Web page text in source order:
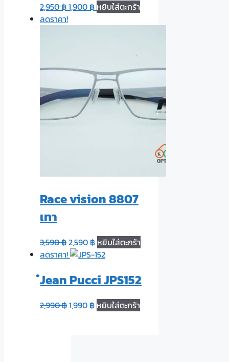
2,950฿1,900 ฿ หยิบใส่ตะกร้า
ลดราคา!
Race vision 8807
เทา
3,590฿2,590 ฿ หยิบใส่ตะกร้า
ลดราคา!
๋Jean Pucci JPS152
2,990฿1,990 ฿ หยิบใส่ตะกร้า